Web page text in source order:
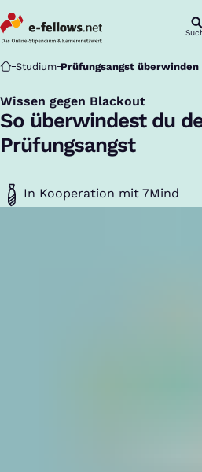
Startseite
Studium Prüfungsangst überwinden
Wissen gegen Blackout
:
So überwindest du
Prüfungsangst
In Kooperation mit 7Mind